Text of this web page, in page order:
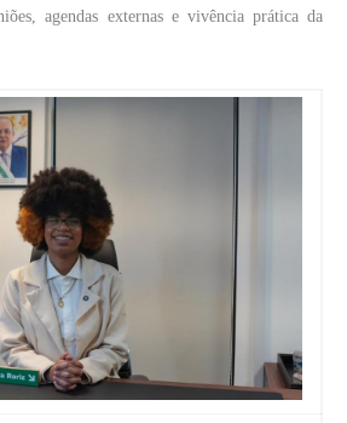
agendas externas e vivência prática da